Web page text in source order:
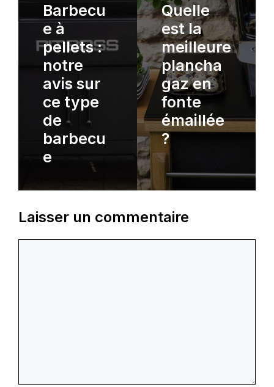
Barbecu
e à
pellets :
notre
avis sur
ce type
de
barbecu
e
Quelle
est la
meilleure
plancha
gaz en
fonte
émaillée
?
Laisser un commentaire